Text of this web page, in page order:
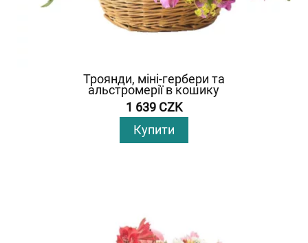
Троянди, міні-гербери та
альстромерії в кошику
1 639 CZK
Купити